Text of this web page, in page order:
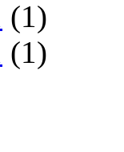
(1)
(1)